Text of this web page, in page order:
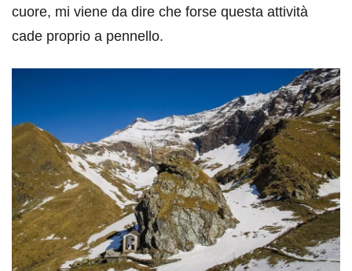
cuore, mi viene da dire che forse questa attività
cade proprio a pennello.